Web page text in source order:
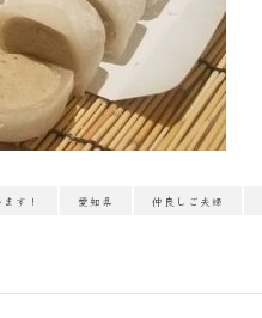
す！ 愛知県 仲良しご夫婦